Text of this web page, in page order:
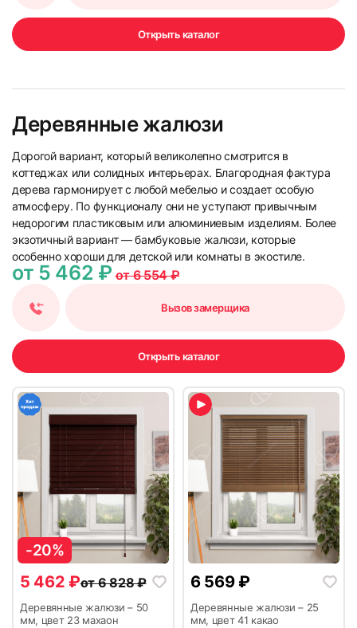
Открыть каталог
Деревянные жалюзи
Дорогой вариант, который великолепно смотрится в
коттеджах или солидных интерьерах. Благородная фактура
дерева гармонирует с любой мебелью и создает особую
атмосферу. По функционалу они не уступают привычным
недорогим пластиковым или алюминиевым изделиям. Более
экзотичный вариант — бамбуковые жалюзи, которые
особенно хороши для детской или комнаты в экостиле.
от 5 462 ₽от 6 554 ₽
Вызов замерщика
Открыть каталог
-20%
5 462 ₽от6 828₽
Деревянные жалюзи – 50
мм, цвет 23 махаон
6 569 ₽
Деревянные жалюзи – 25
мм, цвет 41 какао